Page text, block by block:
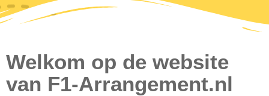
Welkom op de website
van F1-Arrangement.nl